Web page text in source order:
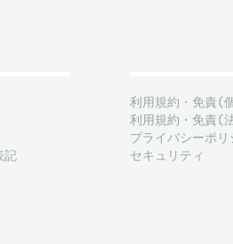
記
利用規約・免責(
利用規約・免責(
プライバシーポリ
セキュリティ